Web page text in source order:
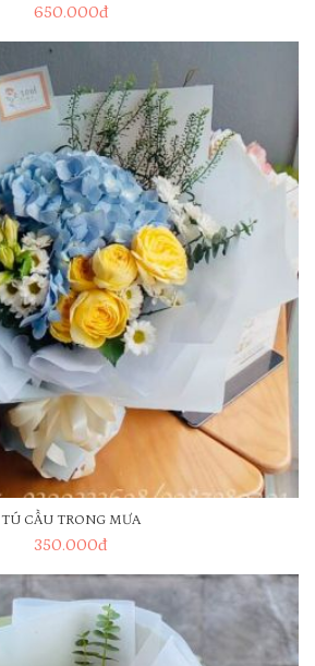
650.000đ
TÚ CẦU TRONG MƯA
350.000đ